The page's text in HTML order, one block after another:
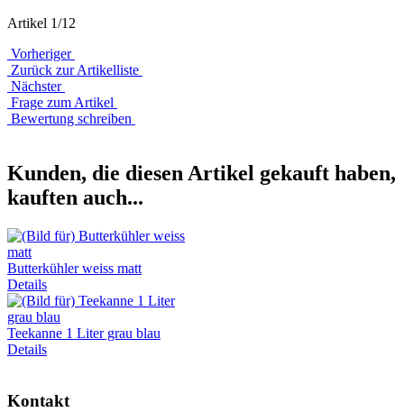
Artikel 1/12
Vorheriger
Zurück zur Artikelliste
Nächster
Frage zum Artikel
Bewertung schreiben
Kunden, die diesen Artikel gekauft haben,
kauften auch...
Butterkühler weiss matt
Details
Teekanne 1 Liter grau blau
Details
Kontakt